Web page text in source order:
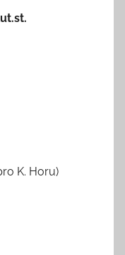
K. Horu)